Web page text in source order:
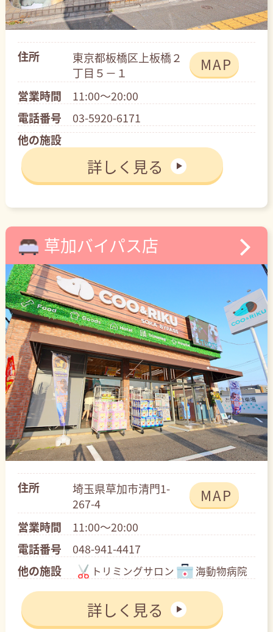
住所
東京都板橋区上板橋２
丁目５－１
MAP
営業時間
11:00～20:00
電話番号
03-5920-6171
他の施設
詳しく見る
草加バイパス店
住所
埼玉県草加市清門1-
267-4
MAP
営業時間
11:00～20:00
電話番号
048-941-4417
他の施設
トリミングサロン 海動物病院
詳しく見る